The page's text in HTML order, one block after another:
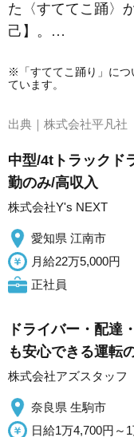
た〈すててこ踊〉
己】。…
※「すててこ踊り」につ
ています。
出典｜ 株式会社平凡社
中型/4tトラックド
勤のみ/高収入
株式会社Y's NEXT
愛知県 江南市
月給22万5,000円
正社員
ドライバー・配達
も安心できる運転
株式会社アズスタッフ
奈良県 生駒市
日給1万4,700円～